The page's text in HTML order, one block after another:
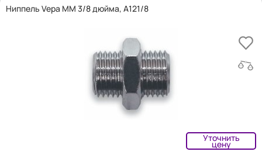
Ниппель Vepa MM 3/8 дюйма, A121/8
Уточнить
цену